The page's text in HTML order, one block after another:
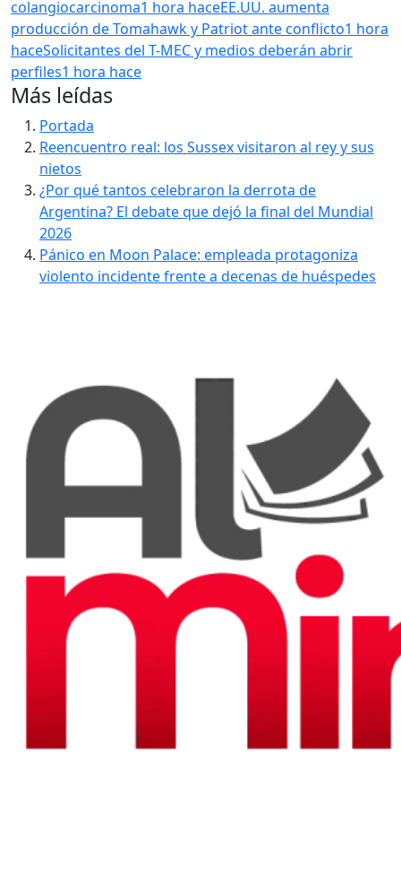
colangiocarcinoma1 hora haceEE.UU. aumenta
producción de Tomahawk y Patriot ante conflicto1 hora
haceSolicitantes del T-MEC y medios deberán abrir
perfiles1 hora hace
Más leídas
Portada
Reencuentro real: los Sussex visitaron al rey y sus
nietos
¿Por qué tantos celebraron la derrota de
Argentina? El debate que dejó la final del Mundial
2026
Pánico en Moon Palace: empleada protagoniza
violento incidente frente a decenas de huéspedes